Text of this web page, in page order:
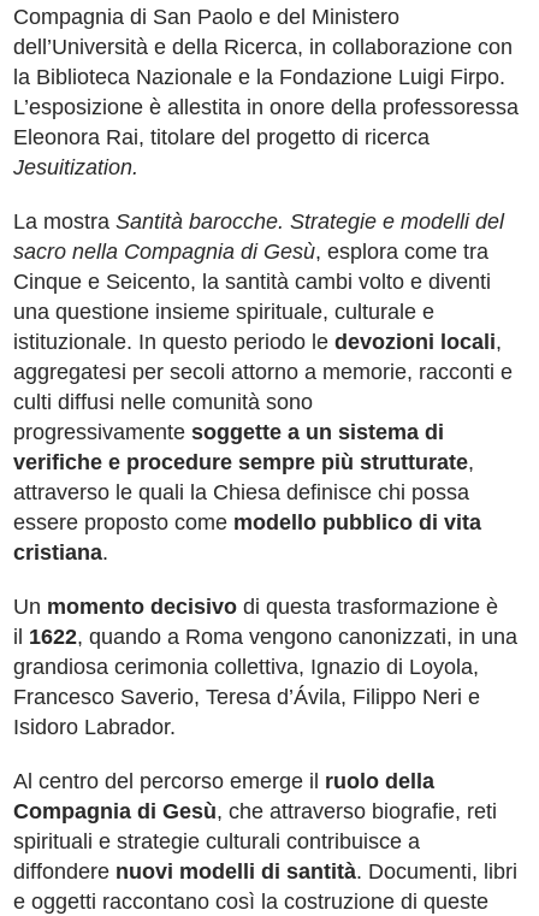
Compagnia di San Paolo e del Ministero
dell’Università e della Ricerca, in collaborazione con
la Biblioteca Nazionale e la Fondazione Luigi Firpo.
L’esposizione è allestita in onore della professoressa
Eleonora Rai, titolare del progetto di ricerca
Jesuitization.
La mostra Santità barocche. Strategie e modelli del
sacro nella Compagnia di Gesù, esplora come tra
Cinque e Seicento, la santità cambi volto e diventi
una questione insieme spirituale, culturale e
istituzionale. In questo periodo ledevozioni locali,
aggregatesi per secoli attorno a memorie, racconti e
culti diffusi nelle comunità sono
progressivamentesoggette a un sistema di
verifiche e procedure sempre più strutturate,
attraverso le quali la Chiesa definisce chi possa
essere proposto come modello pubblico di vita
cristiana.
Un momento decisivo di questa trasformazione è
il 1622, quando a Roma vengono canonizzati, in una
grandiosa cerimonia collettiva, Ignazio di Loyola,
Francesco Saverio, Teresa d’Ávila, Filippo Neri e
Isidoro Labrador.
Al centro del percorso emerge il ruolo della
Compagnia di Gesù, che attraverso biografie, reti
spirituali e strategie culturali contribuisce a
diffondere nuovi modelli di santità. Documenti, libri
e oggetti raccontano così la costruzione di queste